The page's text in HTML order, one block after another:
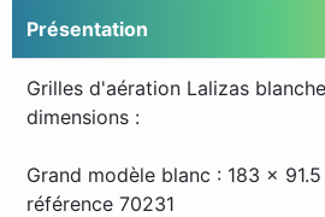
Présentation
Grilles d'aération Lalizas
dimensions :
Grand modèle blanc : 183 x
référence 70231